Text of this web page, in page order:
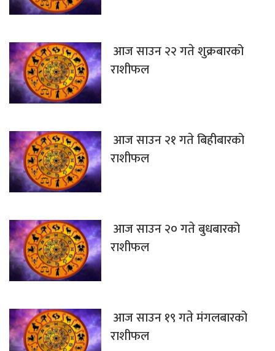
आज साउन २२ गते शुक्रबारको
राशीफल
आज साउन २१ गते बिहीबारको
राशीफल
आज साउन २० गते बुधबारको
राशीफल
आज साउन १९ गते मंगलबारको
राशीफल